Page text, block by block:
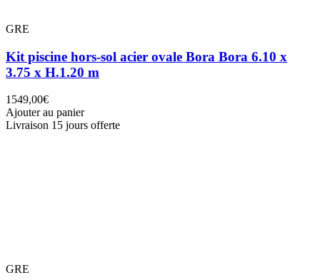
GRE
Kit piscine hors-sol acier ovale Bora Bora 6.10 x
3.75 x H.1.20 m
1549,00€
Ajouter au panier
Livraison 15 jours offerte
GRE